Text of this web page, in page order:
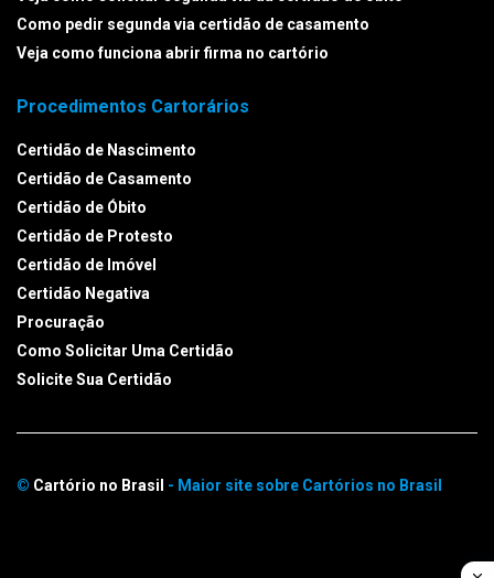
Como pedir segunda via certidão de casamento
Veja como funciona abrir firma no cartório
Procedimentos Cartorários
Certidão de Nascimento
Certidão de Casamento
Certidão de Óbito
Certidão de Protesto
Certidão de Imóvel
Certidão Negativa
Procuração
Como Solicitar Uma Certidão
Solicite Sua Certidão
© Cartório no Brasil - Maior site sobre Cartórios no Brasil